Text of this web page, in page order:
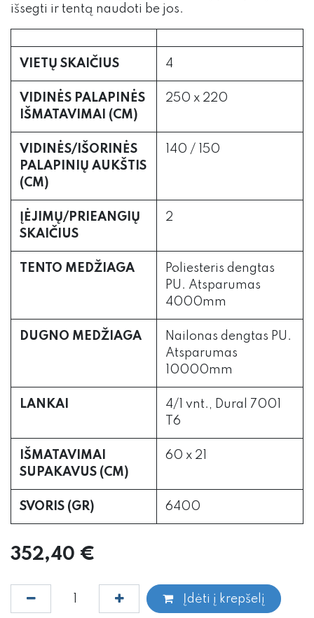
išsegti ir tentą naudoti be jos.
VIETŲ SKAIČIUS 4
VIDINĖS PALAPINĖS
IŠMATAVIMAI (CM)
250 x 220
VIDINĖS/IŠORINĖS
PALAPINIŲ AUKŠTIS
(CM)
140 / 150
ĮĖJIMŲ/PRIEANGIŲ
SKAIČIUS
2
TENTO MEDŽIAGA
Poliesteris dengtas
PU. Atsparumas
4000mm
DUGNO MEDŽIAGA
Nailonas dengtas PU.
Atsparumas
10000mm
LANKAI
4/1 vnt., Dural 7001
T6
IŠMATAVIMAI
SUPAKAVUS (CM)
60 x 21
SVORIS (GR) 6400
352,40 €
Įdėti į krepšelį